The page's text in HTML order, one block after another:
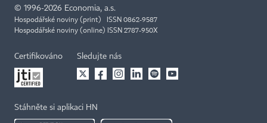
© 1996-2026 Economia, a.s.
Hospodářské noviny (print) ISSN 0862-9587
Hospodářské noviny (online) ISSN 2787-950X
Certifikováno Sledujte nás
Stáhněte si aplikaci HN